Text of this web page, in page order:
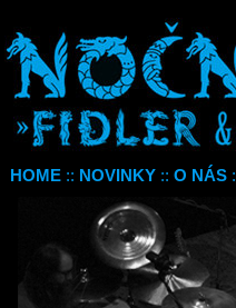
HOME :: NOVINKY :: O NÁS